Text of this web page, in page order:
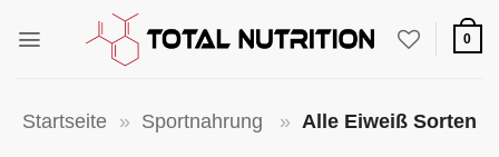
Inhalt
0
Startseite » Sportnahrung » Alle Eiweiß Sorten